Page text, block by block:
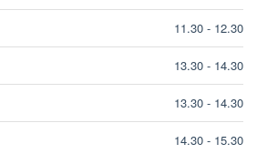
11.30 - 12.30
13.30 - 14.30
13.30 - 14.30
14.30 - 15.30